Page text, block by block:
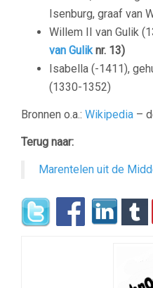
Isenburg, graaf van
Willem II van Gulik
van Guliknr. 13)
Isabella (-1411),
(1330-1352)
Bronnen o.a.: Wikipedia –
Terug naar:
Marentelen uit de